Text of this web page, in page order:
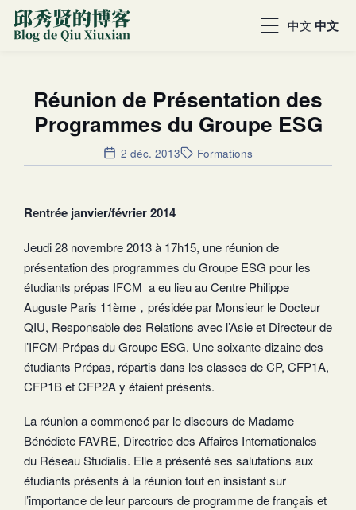
中文 中文
Réunion de Présentation des
Programmes du Groupe ESG
2 déc. 2013 Formations
Rentrée janvier/février 2014
Jeudi 28 novembre 2013 à 17h15, une réunion de
présentation des programmes du Groupe ESG pour les
étudiants prépas IFCM a eu lieu au Centre Philippe
Auguste Paris 11ème，présidée par Monsieur le Docteur
QIU, Responsable des Relations avec l’Asie et Directeur de
l’IFCM-Prépas du Groupe ESG. Une soixante-dizaine des
étudiants Prépas, répartis dans les classes de CP, CFP1A,
CFP1B et CFP2A y étaient présents.
La réunion a commencé par le discours de Madame
Bénédicte FAVRE, Directrice des Affaires Internationales
du Réseau Studialis. Elle a présenté ses salutations aux
étudiants présents à la réunion tout en insistant sur
l’importance de leur parcours de programme de français et